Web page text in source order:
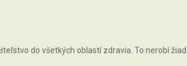
do všetkých oblastí zdravia. To nerobí